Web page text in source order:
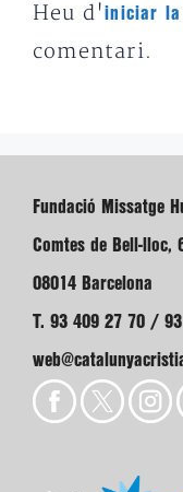
Heu d'iniciar la
comentari.
Fundació Missatge
Comtes de Bell-lloc,
08014 Barcelona
T. 93 409 27 70 /